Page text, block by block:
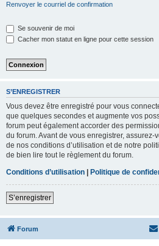
Renvoyer le courriel de confirmation
Se souvenir de moi
Cacher mon statut en ligne pour cette session
S’ENREGISTRER
Vous devez être enregistré pour vous
que quelques secondes et augmente vos
forum peut également accorder des
du forum. Avant de vous enregistrer, assurez-
de nos conditions d’utilisation et de notre
de bien lire tout le règlement du forum.
Conditions d’utilisation | Politique de
S’enregistrer
Forum